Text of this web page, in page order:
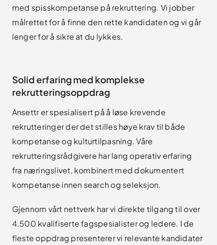
med spisskompetanse på rekruttering. Vi jobber
målrettet for å finne den rette kandidaten og vi går
lenger for å sikre at du lykkes.
Solid erfaring med komplekse
rekrutteringsoppdrag
Ansettr er spesialisert på å løse krevende
rekrutteringer der det stilles høye krav til både
kompetanse og kulturtilpasning. Våre
rekrutteringsrådgivere har lang operativ erfaring
fra næringslivet, kombinert med dokumentert
kompetanse innen search og seleksjon.
Gjennom vårt nettverk har vi direkte tilgang til over
4.500 kvalifiserte fagspesialister og ledere. I de
fleste oppdrag presenterer vi relevante kandidater